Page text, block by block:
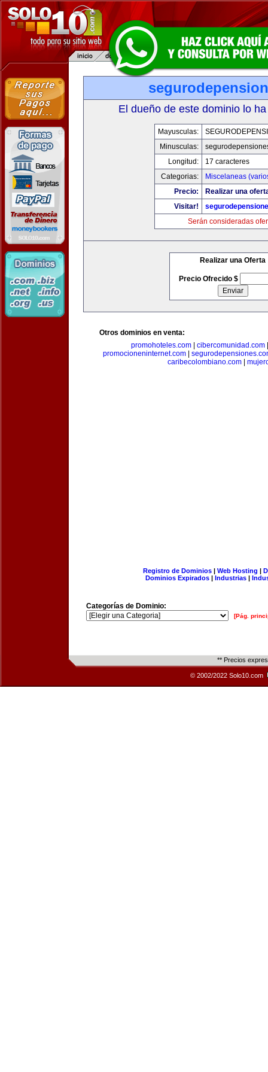
El dueño de este dominio lo
Mayusculas:
Minusculas:
Longitud:
17 caracteres
Categorias:
Miscelaneas
Precio:
Realizar una
Visitar!
Serán consideradas
Realizar una Oferta
Precio Ofrecido $
Otros dominios en venta:
promohoteles.com
cibercomunidad.com
promocioneninternet.com|
caribecolombiano.com|
Registro de Dominios| Web Hosting |
Dominios Expirados | Industrias |
Categorías de Dominio:
[Pág.
** Precios
© 2002/2022 Solo10.com